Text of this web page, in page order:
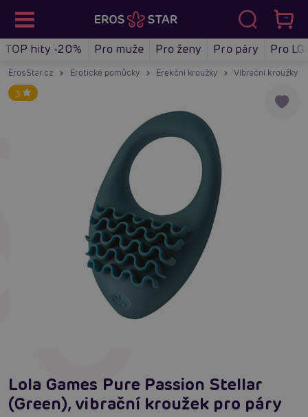
TOP hity -20% Pro muže Pro ženy Pro páry Pro
ErosStar.cz Erotické pomůcky Erekční kroužky Vibrační kroužky
3
Lola Games Pure Passion Stellar
(Green), vibrační kroužek pro páry